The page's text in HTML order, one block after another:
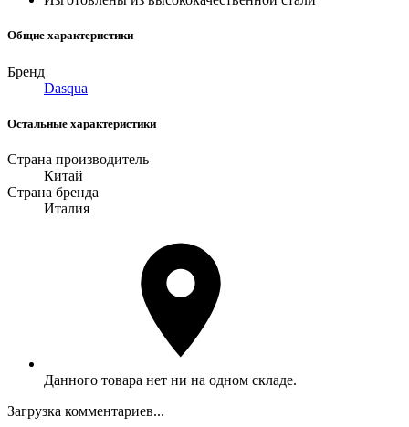
Общие характеристики
Бренд
Dasqua
Остальные характеристики
Страна производитель
Китай
Страна бренда
Италия
Данного товара нет ни на одном складе.
Загрузка комментариев...